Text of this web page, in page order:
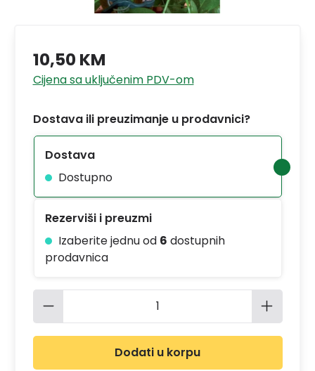
10,50 KM
Cijena sa uključenim PDV-om
Dostava ili preuzimanje u prodavnici?
Dostava
Dostupno
Rezerviši i preuzmi
Izaberite jednu od 6 dostupnih
prodavnica
Količina proizvoda: Unesite
Dodati u korpu